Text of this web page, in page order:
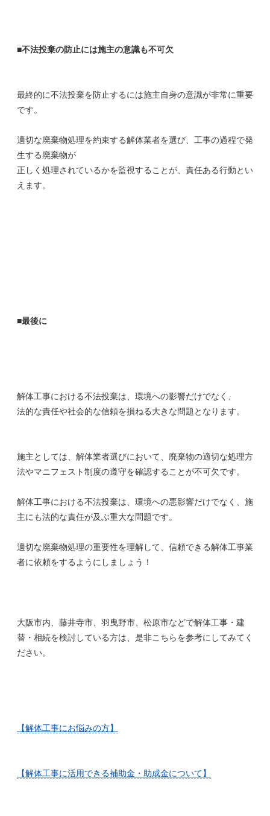
■不法投棄の防止には施主の意識も不可欠
最終的に不法投棄を防止するには施主自身の意識が非常に重要
です。
適切な廃棄物処理を約束する解体業者を選び、工事の過程で発
生する廃棄物が
正しく処理されているかを監視することが、責任ある行動とい
えます。
■最後に
解体工事における不法投棄は、環境への影響だけでなく、
法的な責任や社会的な信頼を損ねる大きな問題となります。
施主としては、解体業者選びにおいて、廃棄物の適切な処理方
法やマニフェスト制度の遵守を確認することが不可欠です。
解体工事における不法投棄は、環境への悪影響だけでなく、施
主にも法的な責任が及ぶ重大な問題です。
適切な廃棄物処理の重要性を理解して、信頼できる解体工事業
者に依頼をするようにしましょう！
大阪市内、藤井寺市、羽曳野市、松原市などで解体工事・建
替・相続を検討している方は、是非こちらを参考にしてみてく
ださい。
【解体工事にお悩みの方】
【解体工事に活用できる補助金・助成金について】